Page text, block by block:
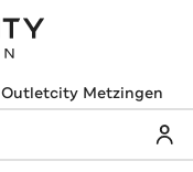
Outletcity Metzingen